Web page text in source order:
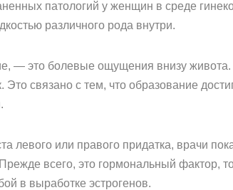
патологий у женщин в среде
различного рода внутри.
— это болевые ощущения внизу
связано с тем, что образование
левого или правого придатка, врачи
всего, это гормональный фактор,
в выработке эстрогенов.